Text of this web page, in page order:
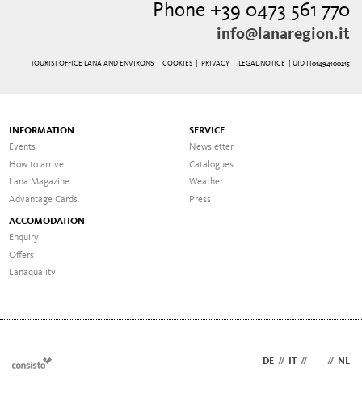
Phone +39 0473 561 770
info@lanaregion.it
TOURIST OFFICE LANA AND ENVIRONS | COOKIES| PRIVACY| LEGAL NOTICE | UID IT01494100215
INFORMATION
Events
How to arrive
Lana Magazine
Advantage Cards
SERVICE
Newsletter
Catalogues
Weather
Press
ACCOMODATION
Enquiry
Offers
Lanaquality
DE // IT // // NL